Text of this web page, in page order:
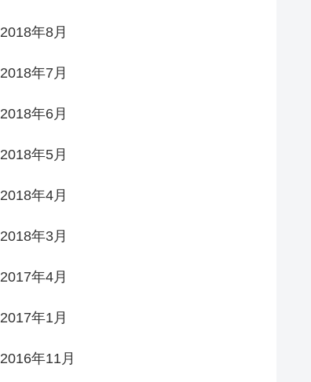
2018年8月
2018年7月
2018年6月
2018年5月
2018年4月
2018年3月
2017年4月
2017年1月
2016年11月